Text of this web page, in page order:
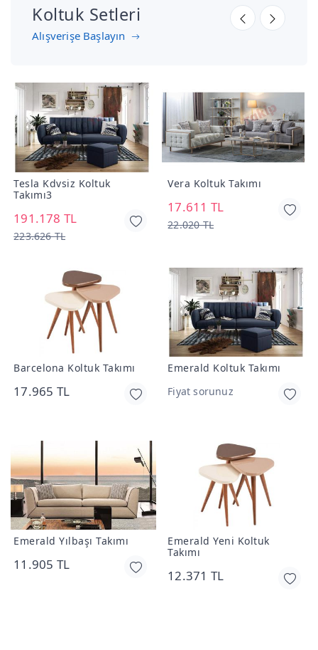
Koltuk Setleri
Alışverişe Başlayın
Tesla Kdvsiz Koltuk
Takımı3
191.178 TL
223.626 TL
Vera Koltuk Takımı
17.611 TL
22.020 TL
Barcelona Koltuk Takımı
17.965 TL
Emerald Koltuk Takımı
Fiyat sorunuz
Emerald Yılbaşı Takımı
11.905 TL
Emerald Yeni Koltuk
Takımı
12.371 TL